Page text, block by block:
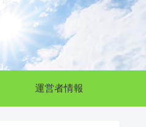
運営者情報